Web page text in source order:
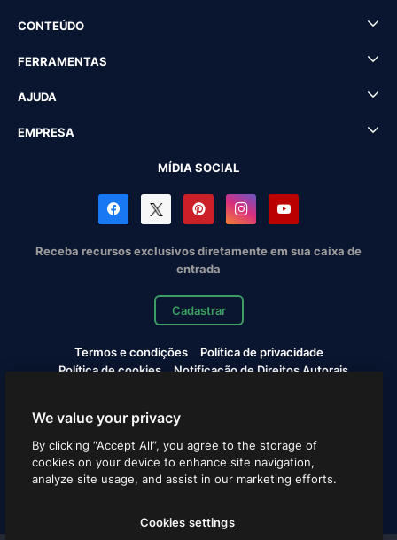
CONTEÚDO
FERRAMENTAS
AJUDA
EMPRESA
MÍDIA SOCIAL
Receba recursos exclusivos diretamente em sua caixa de
entrada
Cadastrar
Termos e condições
Política de privacidade
Política de cookies
Notificação de Direitos Autorais
Copyright © 2010-2026 Freepik Company S.L.U. Todos os
direitos reservados.
We value your privacy
By clicking “Accept All”, you agree to the storage of
cookies on your device to enhance site navigation,
analyze site usage, and assist in our marketing efforts.
Cookies settings